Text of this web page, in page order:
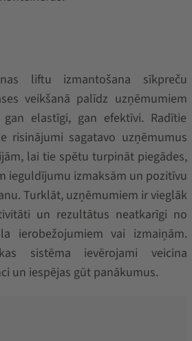
liftu izmantošana sīkpreču
veikšanā palīdz uzņēmumiem
elastīgi, gan efektīvi. Radītie
risinājumi sagatavo uzņēmumus
lai tie spētu turpināt piegādes,
ieguldījumu izmaksām un pozitīvu
Turklāt, uzņēmumiem ir vieglāk
un rezultātus neatkarīgi no
ierobežojumiem vai izmaiņām.
sistēma ievērojami veicina
un iespējas gūt panākumus.